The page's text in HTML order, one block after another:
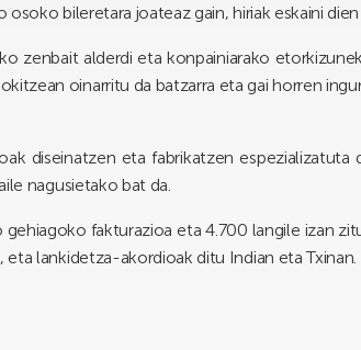
bileretara joateaz gain, hiriak eskaini
zenbait alderdi eta konpainiarako
oinarritu da batzarra eta gai horren
diseinatzen eta fabrikatzen
nagusietako bat da.
fakturazioa eta 4.700 langile izan
eta lankidetza-akordioak ditu Indian eta Txinan.